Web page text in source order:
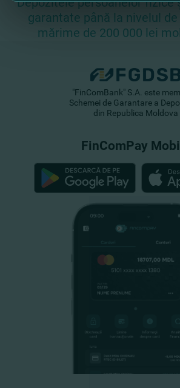
garantate până la nivelul
mărime de 200 000 lei
"FinComBank" S.A. este
Schemei de Garantare a
din Republica Moldova
FinComPay